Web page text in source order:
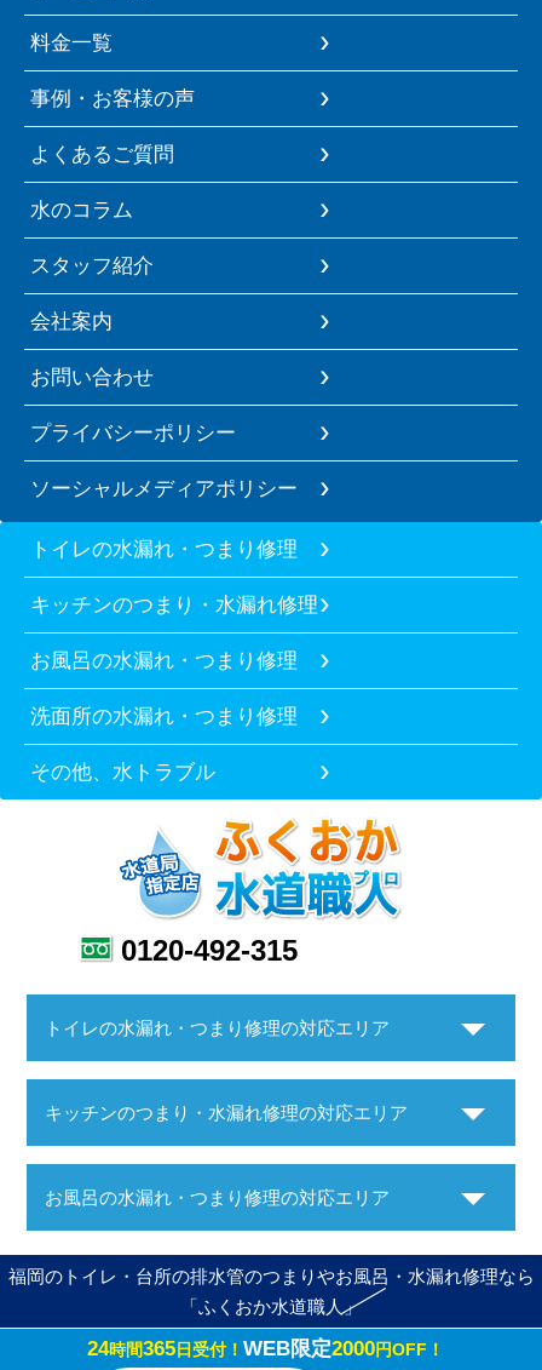
料金一覧
事例・お客様の声
よくあるご質問
水のコラム
スタッフ紹介
会社案内
お問い合わせ
プライバシーポリシー
ソーシャルメディアポリシー
トイレの水漏れ・つまり修理
キッチンのつまり・水漏れ修理
お風呂の水漏れ・つまり修理
洗面所の水漏れ・つまり修理
その他、水トラブル
0120-492-315
トイレの水漏れ・つまり修理の対応エリア
キッチンのつまり・水漏れ修理の対応エリア
お風呂の水漏れ・つまり修理の対応エリア
福岡のトイレ・台所の排水管のつまりやお風呂・水漏れ修理なら
「ふくおか水道職人」
Copyright ©ふくおか水道職人. All Rights Reserved.
24時間365日受付！ WEB限定2000円OFF！